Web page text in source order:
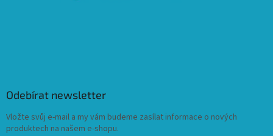
Odebírat newsletter
Vložte svůj e-mail a my vám budeme zasílat informace o nových
produktech na našem e-shopu.